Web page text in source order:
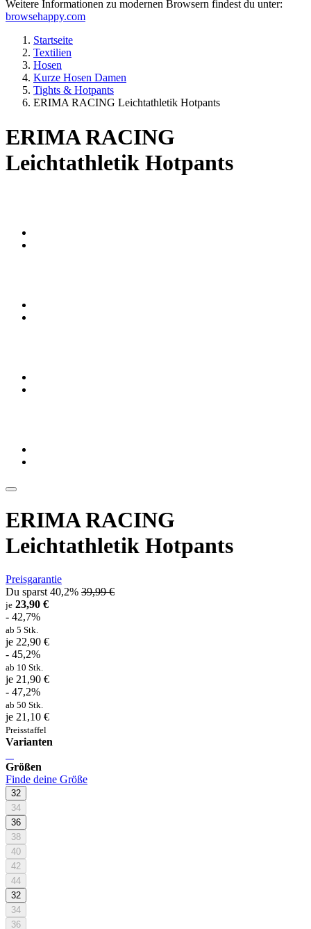
Weitere Informationen zu modernen Browsern findest du unter:
browsehappy.com
Startseite
Textilien
Hosen
Kurze Hosen Damen
Tights & Hotpants
ERIMA RACING Leichtathletik Hotpants
ERIMA RACING
Leichtathletik Hotpants
ERIMA RACING
Leichtathletik Hotpants
Preisgarantie
Du sparst 40,2% 39,99 €
je 23,90 €
- 42,7%
ab 5 Stk.
je 22,90 €
- 45,2%
ab 10 Stk.
je 21,90 €
- 47,2%
ab 50 Stk.
je 21,10 €
Preisstaffel
Varianten
Größen
Finde deine Größe
32
34
36
38
40
42
44
32
34
36